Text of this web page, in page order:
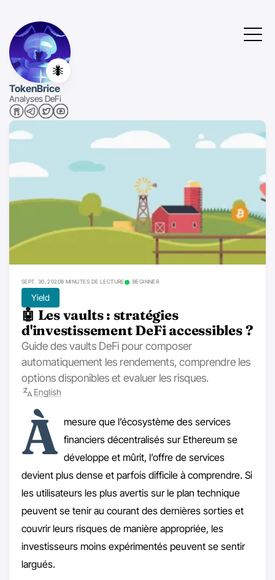
🐜
TokenBrice
Analyses DeFi
Yield
SEPT. 30, 20208 MINUTES DE LECTURE BEGINNER
🤖 Les vaults : stratégies
d'investissement DeFi accessibles ?
Guide des vaults DeFi pour composer
automatiquement les rendements, comprendre les
options disponibles et evaluer les risques.
English
À mesure que l’écosystème des services
financiers décentralisés sur Ethereum se
développe et mûrit, l’offre de services
devient plus dense et parfois difficile à comprendre. Si
les utilisateurs les plus avertis sur le plan technique
peuvent se tenir au courant des dernières sorties et
couvrir leurs risques de manière appropriée, les
investisseurs moins expérimentés peuvent se sentir
largués.